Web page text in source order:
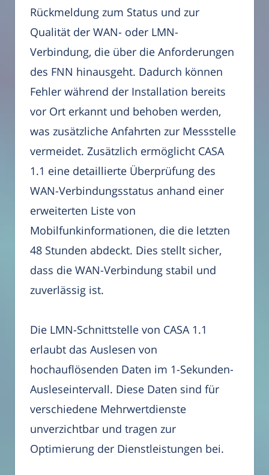
Rückmeldung zum Status und zur
Qualität der WAN- oder LMN-
Verbindung, die über die Anforderungen
des FNN hinausgeht. Dadurch können
Fehler während der Installation bereits
vor Ort erkannt und behoben werden,
was zusätzliche Anfahrten zur Messstelle
vermeidet. Zusätzlich ermöglicht CASA
1.1 eine detaillierte Überprüfung des
WAN-Verbindungsstatus anhand einer
erweiterten Liste von
Mobilfunkinformationen, die die letzten
48 Stunden abdeckt. Dies stellt sicher,
dass die WAN-Verbindung stabil und
zuverlässig ist.
Die LMN-Schnittstelle von CASA 1.1
erlaubt das Auslesen von
hochauflösenden Daten im 1-Sekunden-
Ausleseintervall. Diese Daten sind für
verschiedene Mehrwertdienste
unverzichtbar und tragen zur
Optimierung der Dienstleistungen bei.